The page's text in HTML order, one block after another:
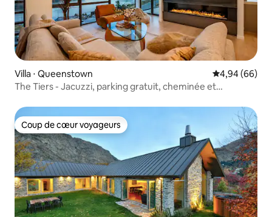
Villa ⋅ Queenstown Évaluation
4,94 (66)
The Tiers - Jacuzzi, parking gratuit, cheminée et
Coup de cœur voyageurs
Coup de cœur voyageurs